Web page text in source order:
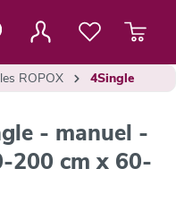
ROPOX 4Single
- manuel -
200 cm x 60-